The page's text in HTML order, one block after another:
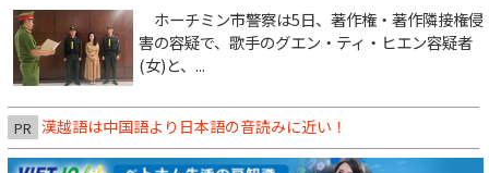
ホーチミン市警察は5日、著作権・著作隣接権侵
害の容疑で、歌手のグエン・ティ・ヒエン容疑者
(女)と、...
PR 漢越語は中国語より日本語の音読みに近い！